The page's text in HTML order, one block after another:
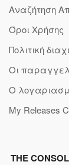
Αναζήτηση
Όροι Χρήσης
Πολιτική
Οι
Ο
My Releases
THE